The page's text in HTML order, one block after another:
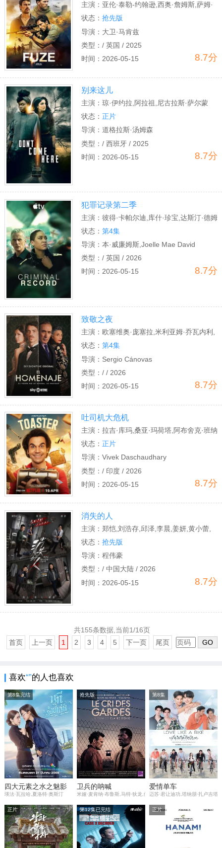
主演： 亚伦·泰勒-约翰逊,西奥·詹姆斯,萨姆·
沃辛顿,古古·姆巴塔-劳,卢克·梅伯利,豪尔赫·
莱昂·马丁内斯,莎芙蓉·霍金,奥诺·斯温顿·伯
恩,阿历克斯·阿诺,纳比勒·埃卢比,劳里·邓肯,
帕特里克·皮尔森,埃勒姆·埃哈斯,亚伦·
德·汗,伊恩·弗莱彻,Amie Francis,阿图尔·夏
尔马
状态： 抢先版
导演： 大卫·马肯兹
类型： / 英国 / 2025
时间： 2026-05-15 8.7分
别来这儿
主演： 琼·伊约拉,阿拉祖,尼古拉斯·萨尔蒙
状态： 正片
导演： 道格拉斯·汤姆森
类型： / 西班牙 / 2025
时间： 2026-05-15 8.7分
犯罪记录第二季
主演： 彼得·卡帕尔迪,库什·珍宝,达斯汀·德姆
瑞·伯恩斯,卢克·帕斯夸里诺,卢瑟·福特,琳赛·
马歇尔,彼得·苏利文,邵恩·杜里,斯蒂芬·坎贝
尔·莫尔,查理·科里德-米尔斯
状态： 第4集
导演： 本·威廉姆斯,Joelle Mae David
类型： / 英国 / 2026
时间： 2026-05-15 8.7分
致敬之夜
主演： 欧塞维奥·庞塞拉,米利亚姆·乔瓦内利,
胡安娜·阿科斯塔,恩里克·阿尔切,劳尔·普列
托,路易斯·托萨尔,María Luisa Mayol,埃尔莎
·帕塔奇,马努·里奥斯,阿尔瓦罗·里科,安吉拉·
莫利纳,奥斯卡·德·拉·弗恩特,乔治娜·阿莫罗
状态： 第4集
导演： Sergio Cánovas
类型： / / 2026
时间： 2026-05-15 8.7分
吐司机大危机
主演： 拉吉·库玛,桑亚·玛荷塔,阿布舍克·班纳
吉,法拉·可汗,阿查娜·普兰·辛格,西玛·帕瓦,厄
潘德拉·莉玛依,吉滕德拉·定司,Karamveer
Choudhary,Dev Raaz
状态： 正片
导演： Vivek Daschaudhary
类型： / 印度 / 2026
时间： 2026-05-15 8.7分
消失的人
主演： 郑恺,刘浩存,邱泽,李晨,姜妍,黄小蕾,
李梦,张琪,毕雯珺,冯兵,滕哲,冯雪雅,汤心一
状态： 抢先版
导演： 程伟豪
类型： / 中国大陆 / 2026
时间： 2026-05-15 8.7分
共155条数据,当前1/16页
首页
上一页 1 2 3 4 5 下一页 尾页 GO
喜欢“”的人也喜欢
四大元素之水之魅影
瑛法·瓦拉哈,夏洛特·奥斯汀
第8集完结
卫兵的呐喊
米娅·麦肯纳·布鲁斯,马特·狄龙,伊萨赫·德·班克尔
抢先版
爱情单车
迈苏·君让迪功,塔纳朋·扎卢吉塔
第8集
正片 第12集已完结 正片